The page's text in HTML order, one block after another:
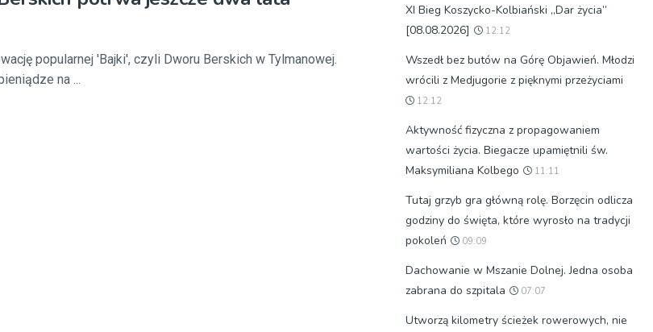
popularnej 'Bajki', czyli Dworu Berskich w Tylmanowej.
na ...
XI Bieg Koszycko-Kolbiański „Dar życia”
[08.08.2026]
12:12
Wszedł bez butów na Górę Objawień. Młodzi
wrócili z Medjugorie z pięknymi przeżyciami
12:12
Aktywność fizyczna z propagowaniem
wartości życia. Biegacze upamiętnili św.
Maksymiliana Kolbego
11:11
Tutaj grzyb gra główną rolę. Borzęcin odlicza
godziny do święta, które wyrosło na tradycji
pokoleń
09:09
Dachowanie w Mszanie Dolnej. Jedna osoba
zabrana do szpitala
07:07
Utworzą kilometry ścieżek rowerowych, nie